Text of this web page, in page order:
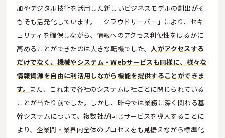
加やデジタル技術を活用した新しいビジネスモデルの創出がそ
もそも活発化しています。「クラウドサーバー」により、セキ
ュリティを確保しながら、情報へのアクセス利便性をはるかに
高めることができたのは大きな転機でした。人がアクセスする
だけでなく、機械やシステム・Webサービスも同様に、様々な
情報資源を自由に利活用しながら機能を提供することができま
す。 また、これまで各社のシステムは社ごとに閉じられている
ことが当たり前でした。しかし、昨今では業務に深く関わる基
幹システムについて、複数社が同じサービスを導入することに
より、企業間・業界内全体のプロセスをも見据えながら標準化